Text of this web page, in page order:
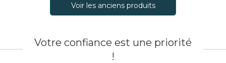
Voir les anciens produits
Votre confiance est une priorité
!